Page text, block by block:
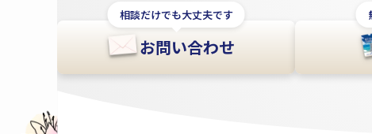
相談だけでも大丈夫です
お問い合わせ